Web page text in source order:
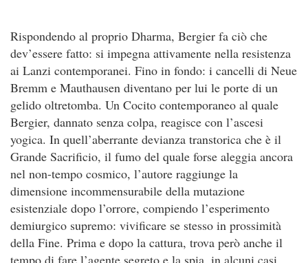
Rispondendo al proprio Dharma, Bergier fa ciò che
dev’essere fatto: si impegna attivamente nella resistenza
ai Lanzi contemporanei. Fino in fondo: i cancelli di Neue
Bremm e Mauthausen diventano per lui le porte di un
gelido oltretomba. Un Cocito contemporaneo al quale
Bergier, dannato senza colpa, reagisce con l’ascesi
yogica. In quell’aberrante devianza transtorica che è il
Grande Sacrificio, il fumo del quale forse aleggia ancora
nel non-tempo cosmico, l’autore raggiunge la
dimensione incommensurabile della mutazione
esistenziale dopo l’orrore, compiendo l’esperimento
demiurgico supremo: vivificare se stesso in prossimità
della Fine. Prima e dopo la cattura, trova però anche il
tempo di fare l’agente segreto e la spia, in alcuni casi